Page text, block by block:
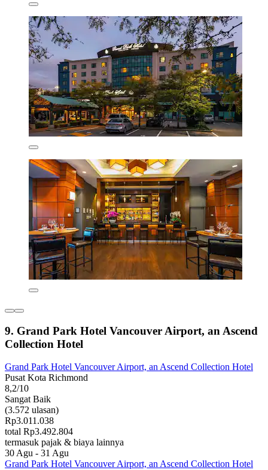
9. Grand Park Hotel Vancouver Airport, an Ascend
Collection Hotel
Grand Park Hotel Vancouver Airport, an Ascend Collection Hotel
Pusat Kota Richmond
8,2/10
Sangat Baik
(3.572 ulasan)
Rp3.011.038
total Rp3.492.804
termasuk pajak & biaya lainnya
30 Agu - 31 Agu
Grand Park Hotel Vancouver Airport, an Ascend Collection Hotel